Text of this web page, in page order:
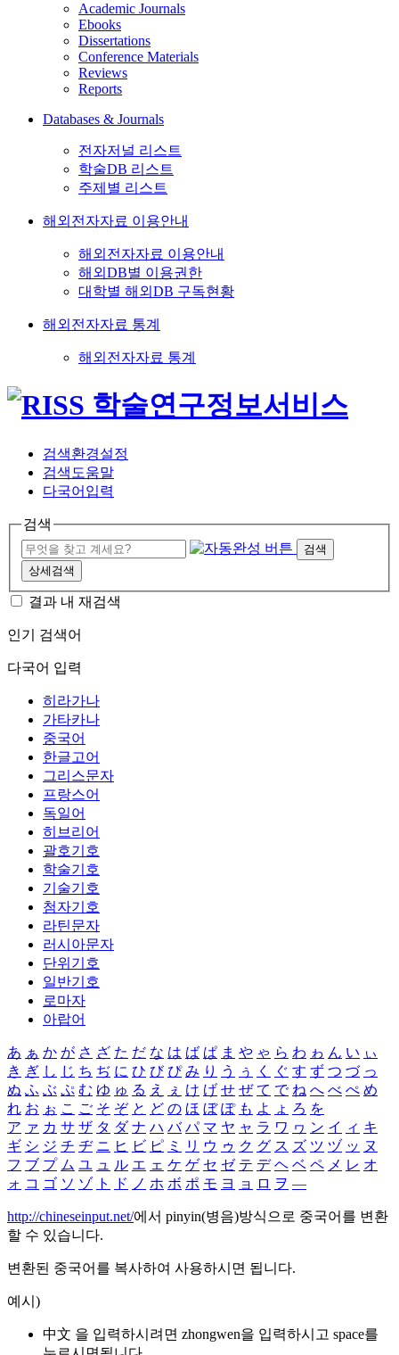
Academic Journals
Ebooks
Dissertations
Conference Materials
Reviews
Reports
Databases & Journals
전자저널 리스트
학술DB 리스트
주제별 리스트
해외전자자료 이용안내
해외전자자료 이용안내
해외DB별 이용권한
대학별 해외DB 구독현황
해외전자자료 통계
해외전자자료 통계
검색환경설정
검색도움말
다국어입력
검색
검색
상세검색
결과 내 재검색
인기 검색어
다국어 입력
히라가나
가타카나
중국어
한글고어
그리스문자
프랑스어
독일어
히브리어
괄호기호
학술기호
기술기호
첨자기호
라틴문자
러시아문자
단위기호
일반기호
로마자
아랍어
あ ぁ か が さ ざ た だ な は ば ぱ ま や ゃ ら わ ゎ ん い ぃ
き ぎ し じ ち ぢ に ひ び ぴ み り う ぅ く ぐ す ず つ づ っ
ぬ ふ ぶ ぷ む ゆ ゅ る え ぇ け げ せ ぜ て で ね へ べ ぺ め
れ お ぉ こ ご そ ぞ と ど の ほ ぼ ぽ も よ ょ ろ を
ア ァ カ サ ザ タ ダ ナ ハ バ パ マ ヤ ャ ラ ワ ヮ ン イ ィ キ
ギ シ ジ チ ヂ ニ ヒ ビ ピ ミ リ ウ ゥ ク グ ス ズ ツ ヅ ッ ヌ
フ ブ プ ム ユ ュ ル エ ェ ケ ゲ セ ゼ テ デ ヘ ベ ペ メ レ オ
ォ コ ゴ ソ ゾ ト ド ノ ホ ボ ポ モ ヨ ョ ロ ヲ ―
http://chineseinput.net/에서 pinyin(병음)방식으로 중국어를 변환
할 수 있습니다.
변환된 중국어를 복사하여 사용하시면 됩니다.
예시)
中文 을 입력하시려면 zhongwen을 입력하시고 space를